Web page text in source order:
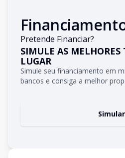
Pretende Financiar?
SIMULE AS MELHORES
LUGAR
Simule seu financiamento em
bancos e consiga a melhor
Simular